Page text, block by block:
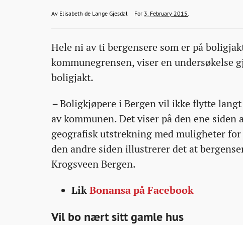
Av Elisabeth de Lange Gjesdal elisabeth.gjesdal@bt.no
2015-
03T15:00:15+00:00
2015-
03T15:00:15+00:00
2015-
03T15:20:36+00:00
For 3. February 2015.
Hele ni av ti bergensere som er på
kommunegrensen, viser en undersøkelse
boligjakt.
–Boligkjøpere i Bergen vil ikke flytte
av kommunen. Det viser på den ene
geografisk utstrekning med muligheter
den andre siden illustrerer det at
Krogsveen Bergen.
LikBonansa på Facebook
Vil bo nært sitt gamle hus